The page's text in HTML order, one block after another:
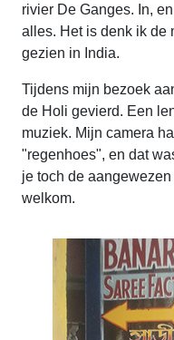
rivier De Ganges. In,
alles. Het is denk ik de
gezien in India.
Tijdens mijn bezoek
de Holi gevierd. Een
muziek. Mijn camera
"regenhoes", en dat
je toch de
welkom.